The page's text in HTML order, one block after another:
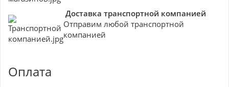
Доставка транспортной компанией
Отправим любой транспортной
компанией
Оплата